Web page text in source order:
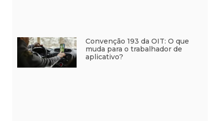
Convenção 193 da OIT: O que
muda para o trabalhador de
aplicativo?